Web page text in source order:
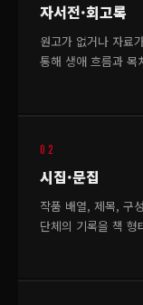
자서전·회고록
원고가 없거나 자료
통해 생애 흐름과 목
02
시집·문집
작품 배열, 제목, 구
단체의 기록을 책 형